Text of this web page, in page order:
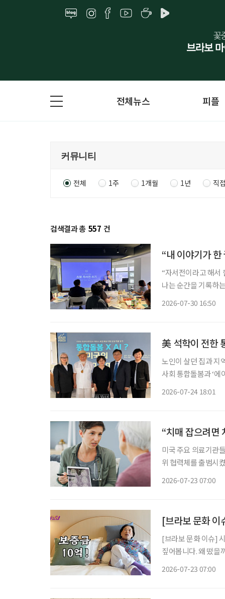
전체뉴스 피플
전체 1주 1개월 1년 직
검색결과 총 557 건
“내 이야기가
“자서전이라고 해서
나는 순간을 기록하는 ‘자전적
2026-07-30 16:50
美 석학이 전한
노인이 살던 집과 지
사회 통합돌봄과 ‘
2026-07-24 18:01
“치매 잡으려면
미국 주요 의료기관
위 협력체를 출범시
2026-07-23 07:00
[브라보 문화
[브라보 문화 이슈]
짚어봅니다. 왜 떴을까? 초고령사회에 실버타운을 향한 관심이 높아지는 가운데, 실버타운을
2026-07-23 07:00